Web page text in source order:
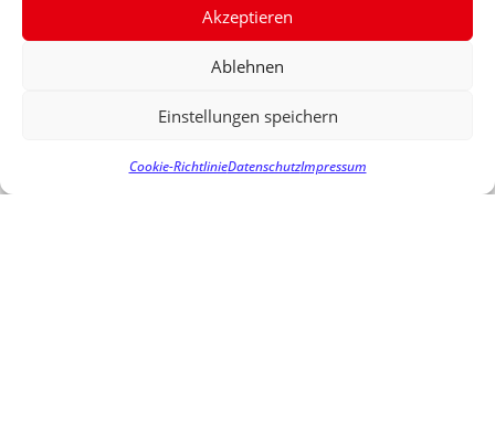
Akzeptieren
Ablehnen
Einstellungen speichern
Cookie-RichtlinieDatenschutzImpressum
an johannes.fechner@bundestag.de per mail, per Fax an
07641-9542359 oder per Post an das Wahlkreisbüro
Johannes Fechner, Landvogtei 5, 79312 Emmendingen
www.spdfraktion.de/planspiel.
OPT-OUT KLAUSEL BEI GENMAIS